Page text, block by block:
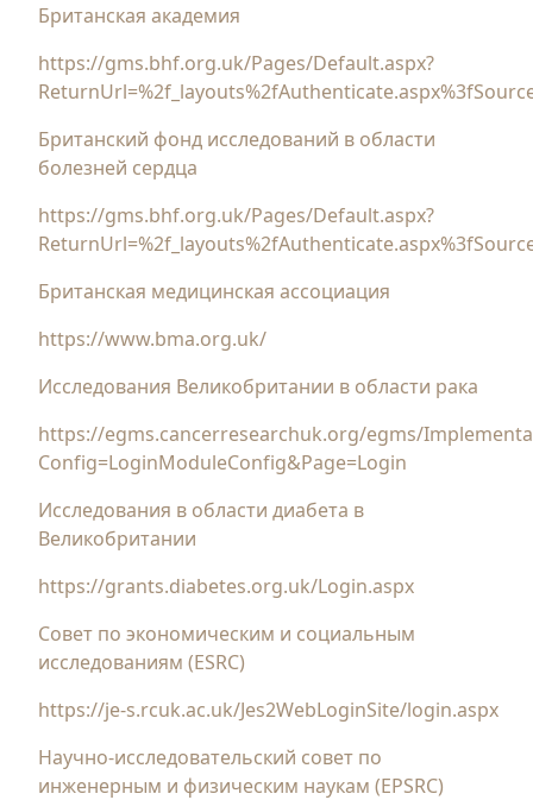
Британская академия
https://gms.bhf.org.uk/Pages/Default.aspx?
Британский фонд исследований в области
болезней сердца
https://gms.bhf.org.uk/Pages/Default.aspx?
Британская медицинская ассоциация
https://www.bma.org.uk/
Исследования Великобритании в области рака
https://egms.cancerresearchuk.org/egms/
Config=LoginModuleConfig&Page=Login
Исследования в области диабета в
Великобритании
https://grants.diabetes.org.uk/Login.aspx
Совет по экономическим и социальным
исследованиям (ESRC)
https://je-s.rcuk.ac.uk/Jes2WebLoginSite/login.aspx
Научно-исследовательский совет по
инженерным и физическим наукам (EPSRC)